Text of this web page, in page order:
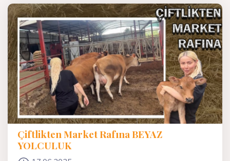
Çiftlikten Market Rafına BEYAZ
YOLCULUK